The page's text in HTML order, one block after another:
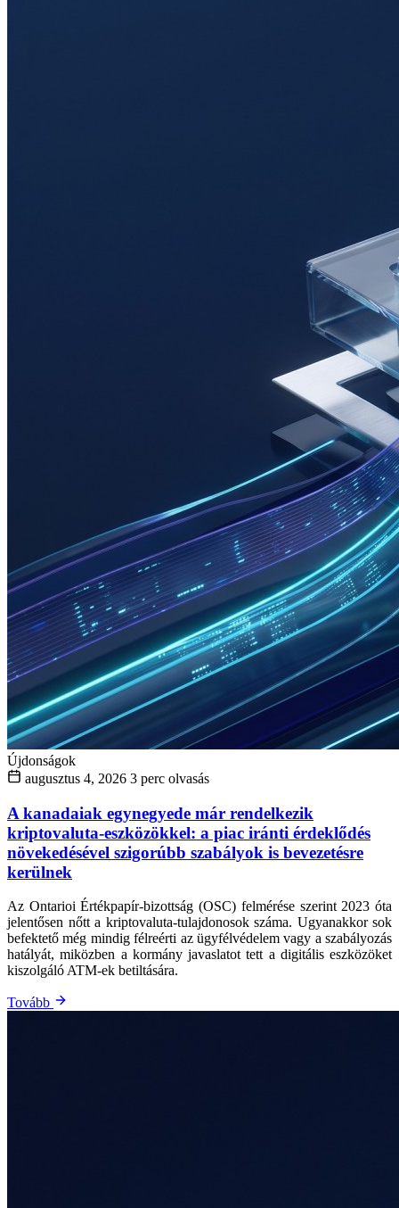
Újdonságok
augusztus 4, 2026 3 perc olvasás
A kanadaiak egynegyede már rendelkezik
kriptovaluta-eszközökkel: a piac iránti érdeklődés
növekedésével szigorúbb szabályok is bevezetésre
kerülnek
Az Ontarioi Értékpapír-bizottság (OSC) felmérése szerint 2023 óta
jelentősen nőtt a kriptovaluta-tulajdonosok száma. Ugyanakkor sok
befektető még mindig félreérti az ügyfélvédelem vagy a szabályozás
hatályát, miközben a kormány javaslatot tett a digitális eszközöket
kiszolgáló ATM-ek betiltására.
Tovább